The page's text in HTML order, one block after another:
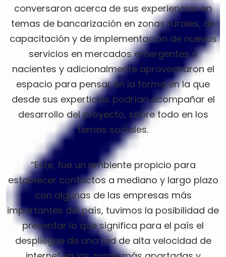
conversaron acerca de sus experiencias en
temas de bancarización en zonas rurales, de
capacitación y de implementación de nuevos
servicios en mercados emergentes o
nacientes y adicionalmente aprovecharon el
espacio para pensar en la forma en la que
desde sus experticias podrían acompañar el
desarrollo del proyecto, sobre todo en los
temas sociales.
“Este, fue un ambiente propicio para
establecer contactos a mediano y largo plazo
con algunas de las empresas más
importantes del país, tuvimos la posibilidad de
presentar lo que significa para el país el
despliegue de una red de alta velocidad de